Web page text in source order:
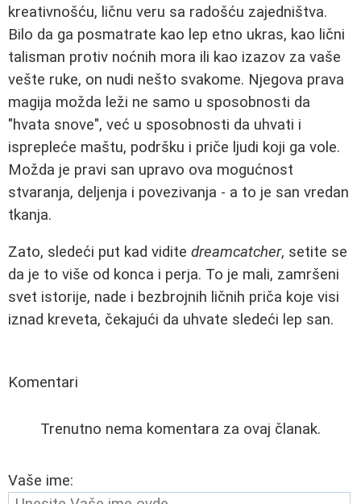
kreativnošću, ličnu veru sa radošću zajedništva.
Bilo da ga posmatrate kao lep etno ukras, kao lični
talisman protiv noćnih mora ili kao izazov za vaše
vešte ruke, on nudi nešto svakome. Njegova prava
magija možda leži ne samo u sposobnosti da
"hvata snove", već u sposobnosti da uhvati i
isprepleće maštu, podršku i priče ljudi koji ga vole.
Možda je pravi san upravo ova mogućnost
stvaranja, deljenja i povezivanja - a to je san vredan
tkanja.
Zato, sledeći put kad vidite dreamcatcher, setite se
da je to više od konca i perja. To je mali, zamršeni
svet istorije, nade i bezbrojnih ličnih priča koje visi
iznad kreveta, čekajući da uhvate sledeći lep san.
Komentari
Trenutno nema komentara za ovaj članak.
Vaše ime: